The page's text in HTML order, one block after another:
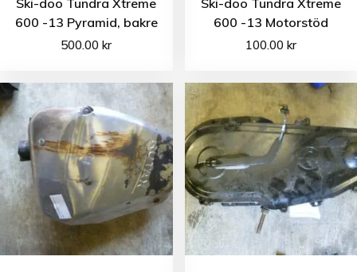
Ski-doo Tundra Xtreme
600 -13 Pyramid, bakre
500.00kr
Ski-doo Tundra Xtreme
600 -13 Motorstöd
100.00 kr